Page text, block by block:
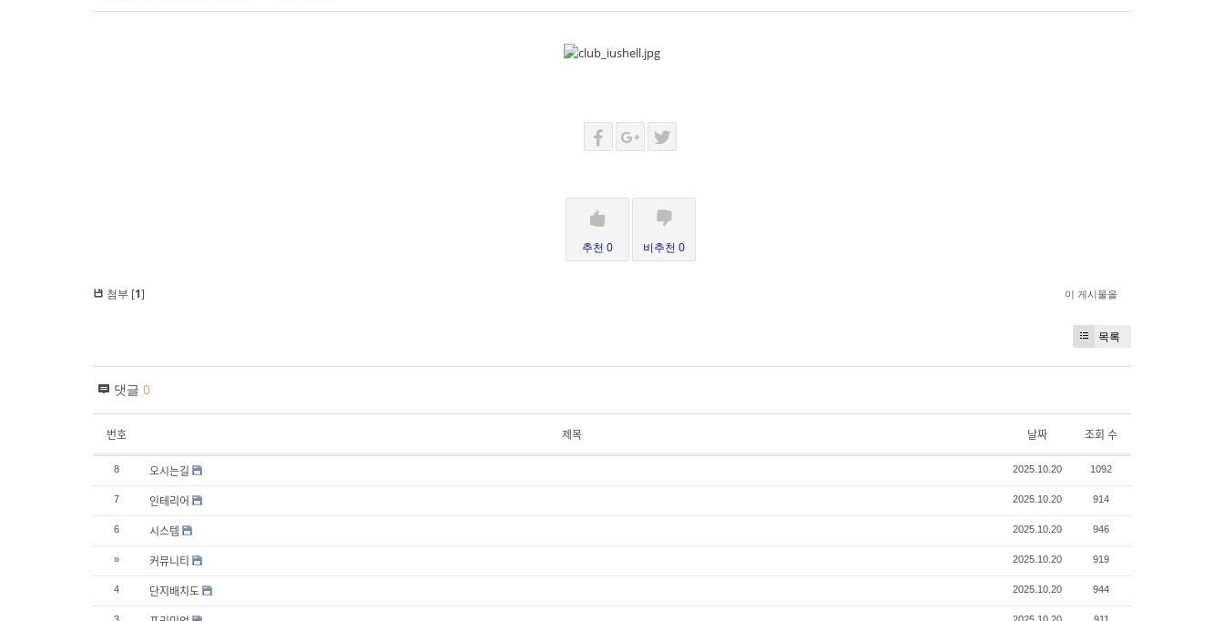
추천 0 비추천 0
첨부 [1] 이 게시물을
목록
댓글 0
번호 제목 날짜 조회 수
8 오시는길 2025.10.20 1092
7 인테리어 2025.10.20 914
6 시스템 2025.10.20 946
» 커뮤니티 2025.10.20 919
4 단지배치도 2025.10.20 944